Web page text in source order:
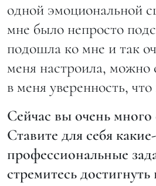
одной эмоциональной
мне было непросто
подошла ко мне и так
меня настроила, можно
в меня уверенность, что
Сейчас вы очень много
Ставите для себя
профессиональные
стремитесь